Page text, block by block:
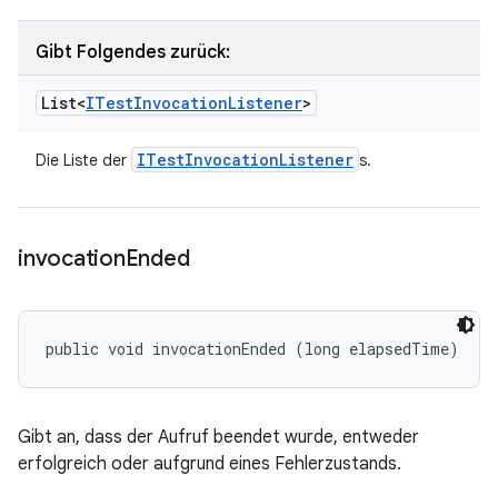
Gibt Folgendes zurück:
List<ITestInvocationListener>
Die Liste der ITestInvocationListener s.
invocationEnded
public void invocationEnded (long elapsedTime)
Gibt an, dass der Aufruf beendet wurde, entweder
erfolgreich oder aufgrund eines Fehlerzustands.